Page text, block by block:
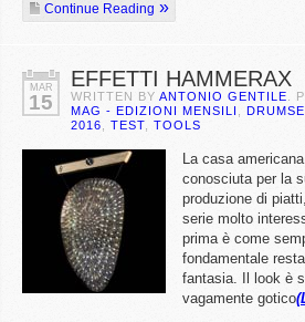
Continue Reading
MAR
15
EFFETTI HAMMERAX
WRITTEN BY ANTONIO GENTILE .
MAG - EDIZIONI MENSILI
2016
TEST TOOLS
La casa americana
conosciuta per la
produzione di
serie molto
prima è come
fondamentale
fantasia. Il look è
vagamente gotico